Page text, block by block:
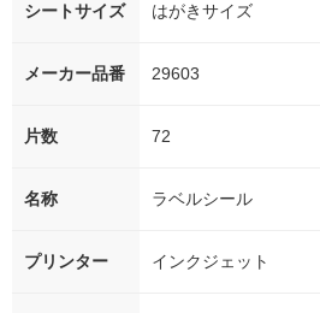
シートサイズ はがきサイズ
メーカー品番 29603
片数 72
名称 ラベルシール
プリンター インクジェット